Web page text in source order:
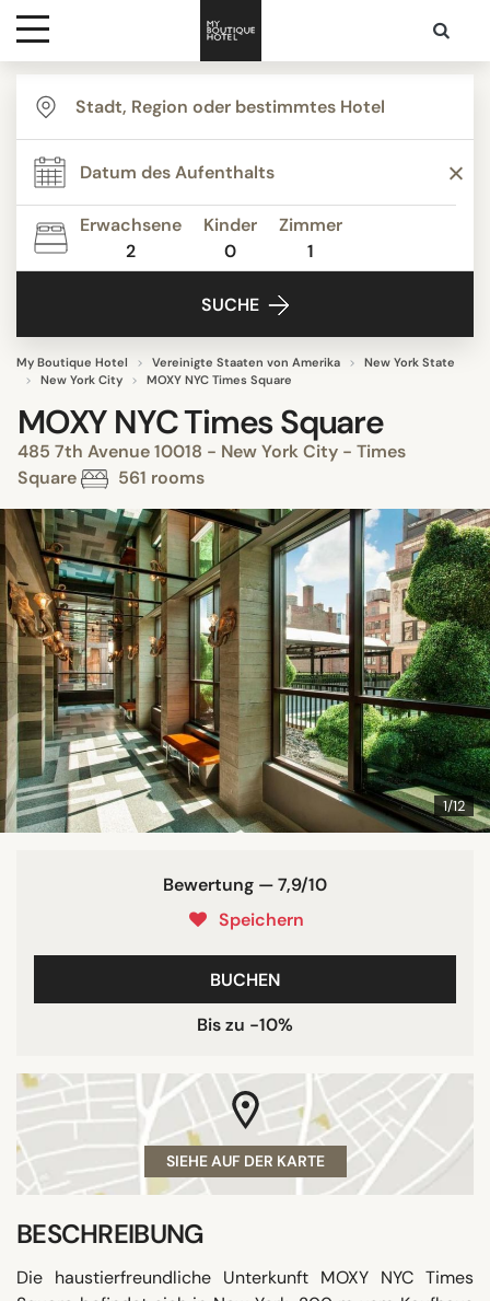
Ziele
Hotelarten
Kontakt
Erwachsene
2
Kinder
0
Zimmer
1
SUCHE
My Boutique Hotel Vereinigte Staaten von Amerika
New York State
New York City
MOXY NYC Times Square
MOXY NYC Times Square
485 7th Avenue 10018 - New York City - Times
Square
561 rooms
1/12
Bewertung — 7,9/10
Speichern
BUCHEN
Bis zu -10%
SIEHE AUF DER KARTE
BESCHREIBUNG
Die haustierfreundliche Unterkunft MOXY NYC Times